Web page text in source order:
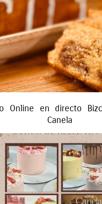
Online en directo
Canela